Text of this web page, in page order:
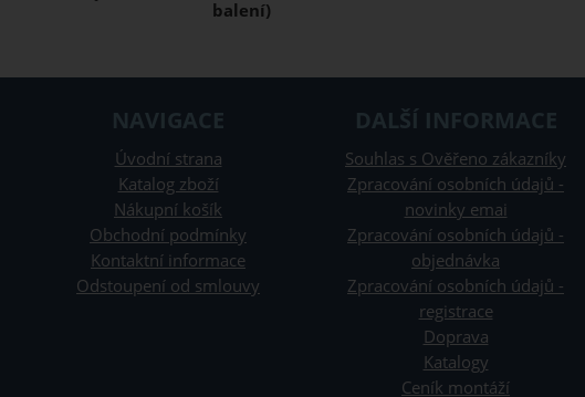
NAVIGACE
Úvodní strana
Katalog zboží
Nákupní košík
Obchodní podmínky
Kontaktní informace
Odstoupení od smlouvy
DALŠÍ INFORMACE
Souhlas s Ověřeno zákazníky
Zpracování osobních údajů -
novinky emai
Zpracování osobních údajů -
objednávka
Zpracování osobních údajů -
registrace
Doprava
Katalogy
Ceník montáží